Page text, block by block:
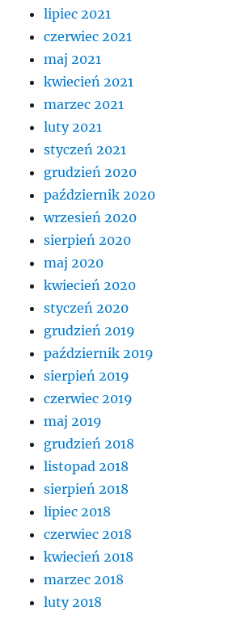
lipiec 2021
czerwiec 2021
maj 2021
kwiecień 2021
marzec 2021
luty 2021
styczeń 2021
grudzień 2020
październik 2020
wrzesień 2020
sierpień 2020
maj 2020
kwiecień 2020
styczeń 2020
grudzień 2019
październik 2019
sierpień 2019
czerwiec 2019
maj 2019
grudzień 2018
listopad 2018
sierpień 2018
lipiec 2018
czerwiec 2018
kwiecień 2018
marzec 2018
luty 2018